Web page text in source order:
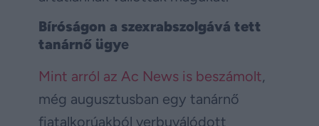
Bíróságon a szexrabszolgává tett
tanárnő ügye
Mint arról az Ac News is beszámolt,
még augusztusban egy tanárnő
fiatalkorúakból verbuválódott